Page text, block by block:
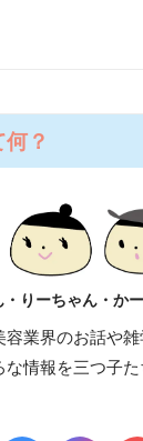
？
りーちゃん・か
容業界のお話や
な情報を三つ子